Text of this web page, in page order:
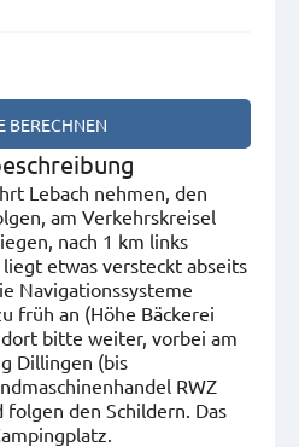
BERECHNEN
Lebach nehmen, den
am Verkehrskreisel
nach 1 km links
etwas versteckt abseits
Navigationssysteme
früh an (Höhe Bäckerei
bitte weiter, vorbei am
Dillingen (bis
RWZ
folgen den Schildern. Das